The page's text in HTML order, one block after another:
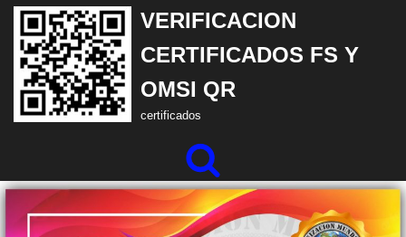
Saltar
al
contenido
VERIFICACION
CERTIFICADOS FS Y
OMSI QR
certificados